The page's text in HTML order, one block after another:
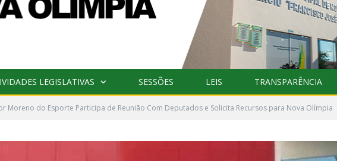
LEGISLATIVAS SESSÕES LEIS TRANSPARÊNCIA
Moreno do Esporte Participa de Reunião Com Deputados e Solicita Recursos para Nova Olímpia